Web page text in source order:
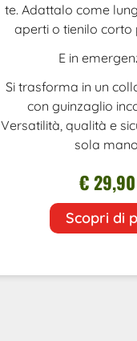
te. Adattalo come
aperti o tienilo corto
E in
Si trasforma in un
con guinzaglio
Versatilità, qualità e
sola
€ 29,90
Scopri di